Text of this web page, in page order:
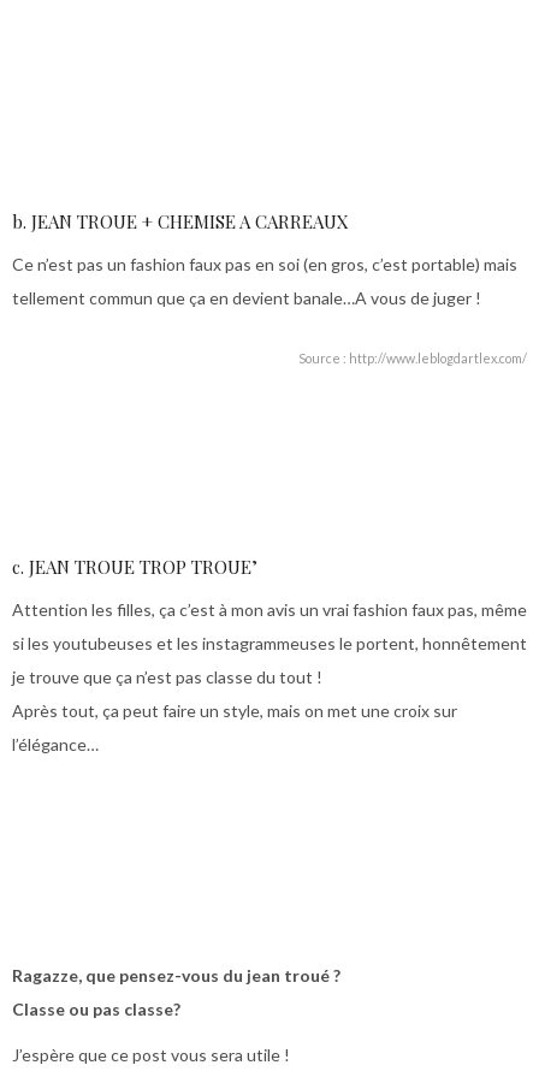
b. JEAN TROUE + CHEMISE A CARREAUX
Ce n’est pas un fashion faux pas en soi (en gros, c’est portable) mais
tellement commun que ça en devient banale…A vous de juger !
Source : http://www.leblogdartlex.com/
c. JEAN TROUE TROP TROUE’
Attention les filles, ça c’est à mon avis un vrai fashion faux pas, même
si les youtubeuses et les instagrammeuses le portent, honnêtement
je trouve que ça n’est pas classe du tout !
Après tout, ça peut faire un style, mais on met une croix sur
l’élégance…
Ragazze, que pensez-vous du jean troué ?
Classe ou pas classe?
J’espère que ce post vous sera utile !